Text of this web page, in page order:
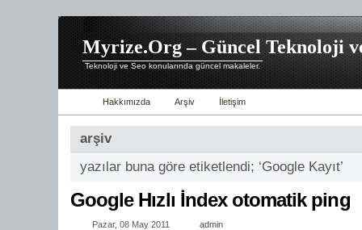
Myrize.Org – Güncel Teknoloji
Teknoloji ve Seo konularında güncel makaleler.
Hakkımızda Arşiv İletişim
arşiv
yazılar buna göre etiketlendi; ‘Google Kayıt’
Google Hızlı İndex otomatik ping
Pazar, 08 May 2011 admin